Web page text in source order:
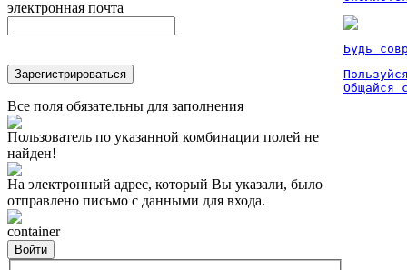
электронная почта
Зарегистрироваться
Все поля обязательны для заполнения
Пользователь по указанной комбинации полей не
найден!
На электронный адрес, который Вы указали, было
отправлено письмо с данными для входа.
container
Войти
Будь
Общайся